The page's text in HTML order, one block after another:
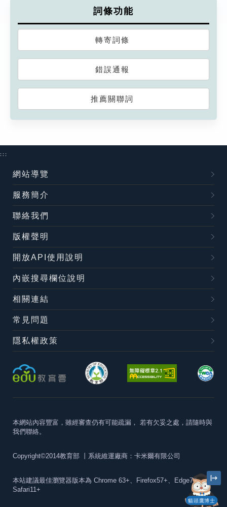
詞條功能
轉寄詞條
錯誤通報
推薦關聯詞
貓頭鷹博士
:::
網站導覽
服務簡介
聯絡我們
版權聲明
開放API使用說明
內嵌搜尋欄位說明
相關連結
常見問題
隱私權政策
本網站內容豐富，雖經審查仍有可能疏漏， 若有欠妥之處，請隨時與
我們聯絡。
Copyright©2014教育部 丨系統維運廠商：卡米爾有限公司
本站建議最佳瀏覽器版本為 Chrome 63+、Firefox57+、Edge79+及
Safari11+